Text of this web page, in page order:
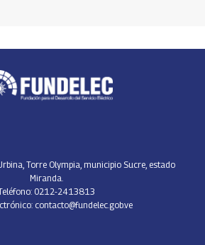
Torre Olympia, municipio Sucre, estado
Miranda.
0212-2413813
contacto@fundelec.gob.ve